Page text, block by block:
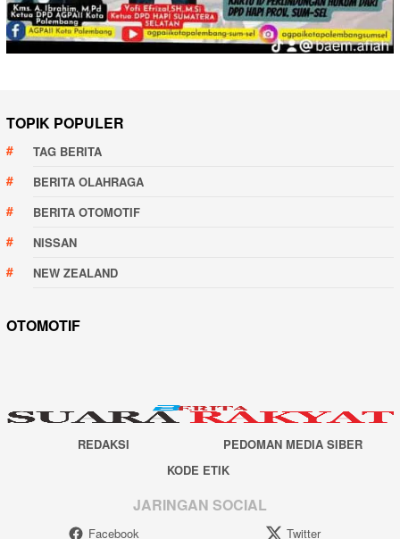
TOPIK POPULER
TAG BERITA
BERITA OLAHRAGA
BERITA OTOMOTIF
NISSAN
NEW ZEALAND
OTOMOTIF
REDAKSI
PEDOMAN MEDIA SIBER
KODE ETIK
JARINGAN SOCIAL
Facebook Twitter